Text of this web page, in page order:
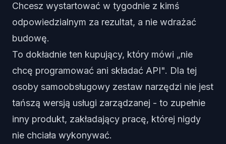
Chcesz wystartować w tygodnie z kimś
odpowiedzialnym za rezultat, a nie wdrażać
budowę.
To dokładnie ten kupujący, który mówi „nie
chcę programować ani składać API". Dla tej
osoby samoobsługowy zestaw narzędzi nie jest
tańszą wersją usługi zarządzanej - to zupełnie
inny produkt, zakładający pracę, której nigdy
nie chciała wykonywać.